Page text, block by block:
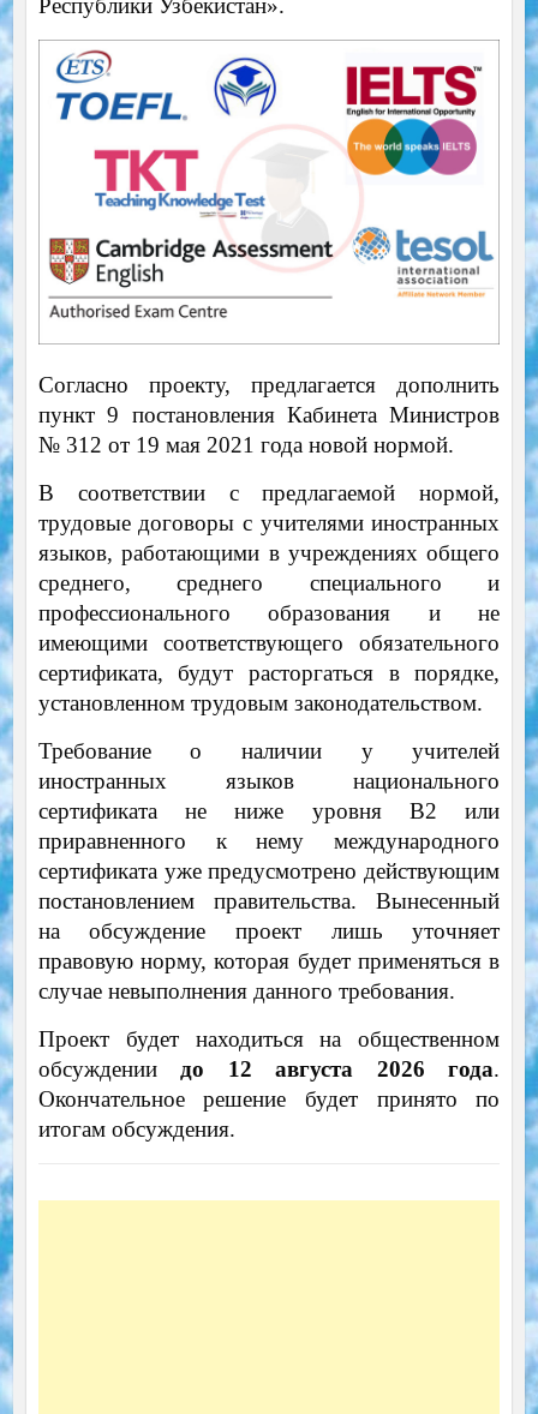
Республики Узбекистан».
Согласно проекту, предлагается дополнить
пункт 9 постановления Кабинета Министров
№ 312 от 19 мая 2021 года новой нормой.
В соответствии с предлагаемой нормой,
трудовые договоры с учителями иностранных
языков, работающими в учреждениях общего
среднего, среднего специального и
профессионального образования и не
имеющими соответствующего обязательного
сертификата, будут расторгаться в порядке,
установленном трудовым законодательством.
Требование о наличии у учителей
иностранных языков национального
сертификата не ниже уровня B2 или
приравненного к нему международного
сертификата уже предусмотрено действующим
постановлением правительства. Вынесенный
на обсуждение проект лишь уточняет
правовую норму, которая будет применяться в
случае невыполнения данного требования.
Проект будет находиться на общественном
обсуждениидо 12 августа 2026 года.
Окончательное решение будет принято по
итогам обсуждения.